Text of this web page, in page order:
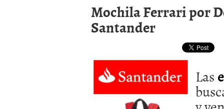
menores de 35 años
Banco Sabadell
desde febrero 2026:
¿La letra pequeña
Mochila Ferrari por
Santander
Las